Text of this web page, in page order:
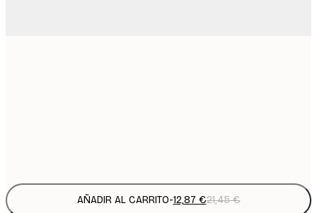
AÑADIR AL CARRITO-12,87 €21,45 €